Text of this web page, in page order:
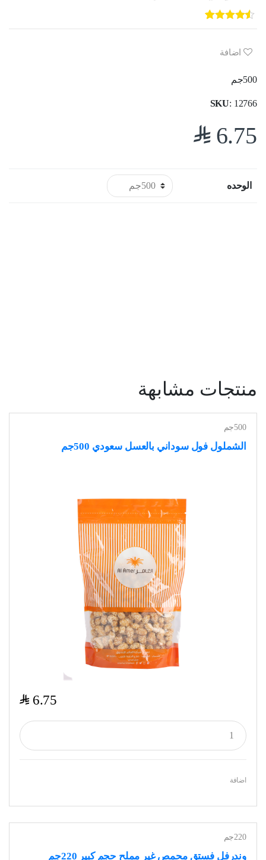
5
out of
5
3
customer
ratings
اضافة
500جم
SKU: 12766
6.75
$
الوحده
منتجات مشابهة
500جم
الشملول فول سوداني بالعسل سعودي 500جم
6.75
$
اضافة
220جم
وندرفل فستق محمص غير مملح حجم كبير 220جم